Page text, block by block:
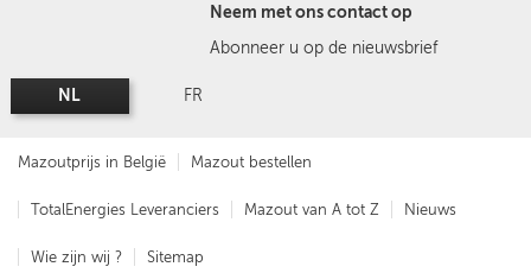
Neem met ons contact op
Abonneer u op de nieuwsbrief
NL FR
Mazoutprijs in België Mazout bestellen
TotalEnergies Leveranciers Mazout van A tot Z Nieuws
Wie zijn wij ? Sitemap